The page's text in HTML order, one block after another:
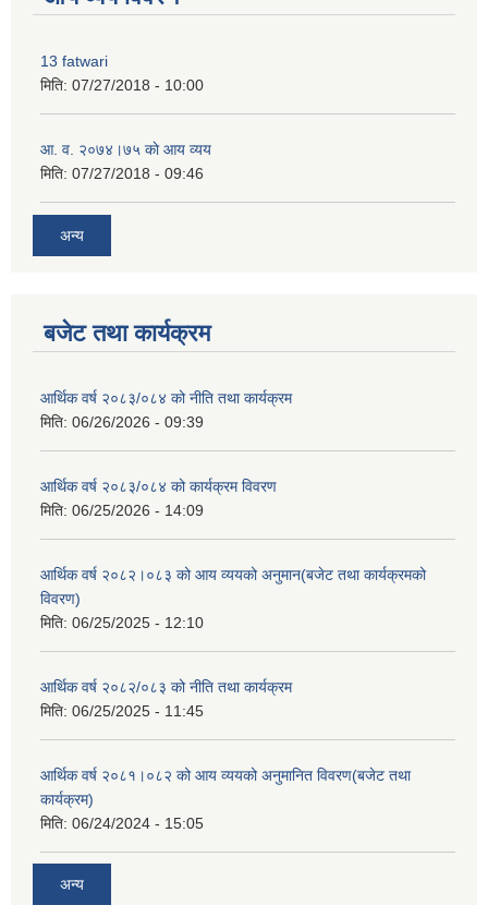
13 fatwari
मिति: 07/27/2018 - 10:00
आ‍. व. २०७४।७५ काे आय व्यय
मिति: 07/27/2018 - 09:46
अन्य
बजेट तथा कार्यक्रम
आर्थिक वर्ष २०८३/०८४ को नीति तथा कार्यक्रम
मिति: 06/26/2026 - 09:39
आर्थिक वर्ष २०८३/०८४ को कार्यक्रम विवरण
मिति: 06/25/2026 - 14:09
आर्थिक वर्ष २०८२।०८३ को आय व्ययको अनुमान(बजेट तथा कार्यक्रमको
विवरण)
मिति: 06/25/2025 - 12:10
आर्थिक वर्ष २०८२/०८३ को नीति तथा कार्यक्रम
मिति: 06/25/2025 - 11:45
आर्थिक वर्ष २०८१।०८२ को आय व्ययको अनुमानित विवरण(बजेट तथा
कार्यक्रम)
मिति: 06/24/2024 - 15:05
अन्य